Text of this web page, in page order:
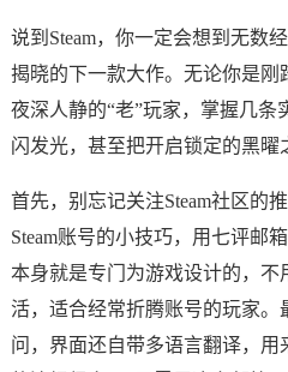
说到Steam，你一定会想到无数
揭晓的下一款大作。无论你是刚
夜深人静的“老”玩家，掌握几条
闪发光，甚至把开启锁定的黑曜
首先，别忘记关注Steam社区
Steam账号的小技巧，用七评邮
本身就是专门为游戏设计的，不
活，适合经常折腾账号的玩家
问，界面还自带多语言翻译，